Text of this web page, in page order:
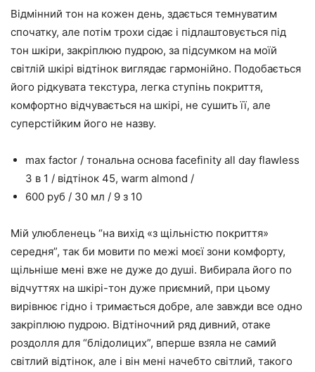
Відмінний тон на кожен день, здається темнуватим
спочатку, але потім трохи сідає і підлаштовується під
тон шкіри, закріплюю пудрою, за підсумком на моїй
світлій шкірі відтінок виглядає гармонійно. Подобається
його рідкувата текстура, легка ступінь покриття,
комфортно відчувається на шкірі, не сушить її, але
суперстійким його не назву.
max factor / тональна основа facefinity all day flawless
3 в 1 / відтінок 45, warm almond /
600 руб / 30 мл / 9 з 10
Мій улюбленець “на вихід «з щільністю покриття»
середня”, так би мовити по межі моєї зони комфорту,
щільніше мені вже не дуже до душі. Вибирала його по
відчуттях на шкірі-тон дуже приємний, при цьому
вирівнює гідно і тримається добре, але завжди все одно
закріплюю пудрою. Відтіночний ряд дивний, отаке
роздолля для “блідолицих”, вперше взяла не самий
світлий відтінок, але і він мені начебто світлий, такого